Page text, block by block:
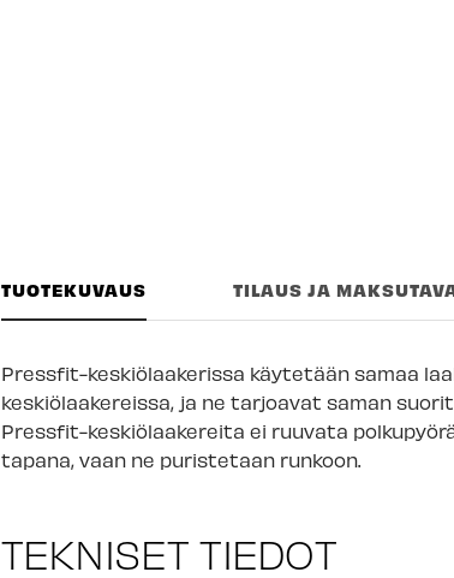
TUOTEKUVAUS TILAUS JA
Pressfit-keskiölaakerissa käytetään samaa
keskiölaakereissa, ja ne tarjoavat saman
Pressfit-keskiölaakereita ei ruuvata
tapana, vaan ne puristetaan runkoon.
TEKNISET TIEDOT